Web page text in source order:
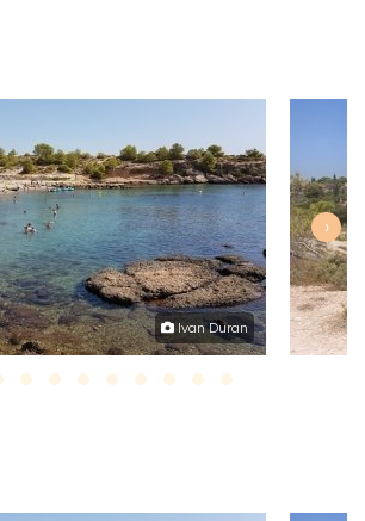
Ivan Duran
›